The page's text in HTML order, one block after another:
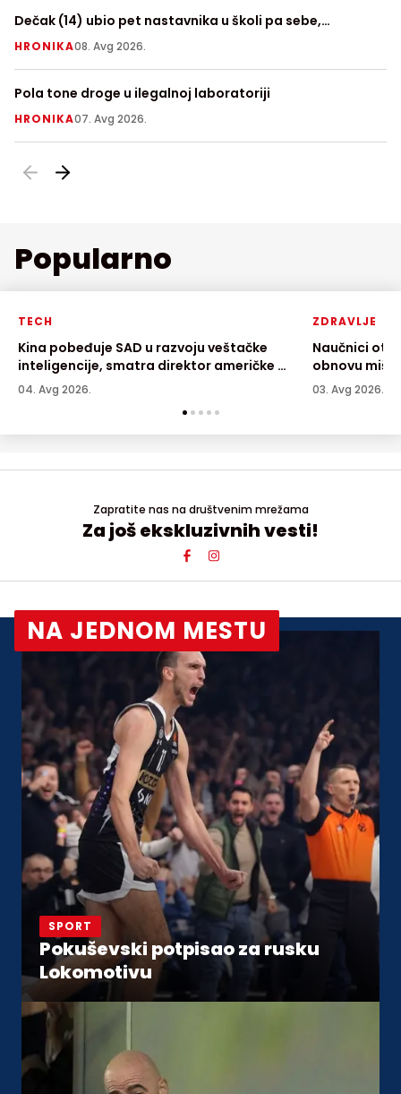
Dečak (14) ubio pet nastavnika u školi pa sebe,
prethodno usmrtio babu i dedu
HRONIKA08. Avg 2026.
Pola tone droge u ilegalnoj laboratoriji
HRONIKA07. Avg 2026.
Popularno
TECH
Kina pobeđuje SAD u razvoju veštačke
inteligencije, smatra direktor američke AI
kompanije
04. Avg 2026.
ZDRAVLJE
Naučnici
obnovu
03. Avg 2026.
Zapratite nas na društvenim mrežama
Za još ekskluzivnih vesti!
NA JEDNOM MESTU
SPORT
Pokuševski potpisao za rusku
Lokomotivu